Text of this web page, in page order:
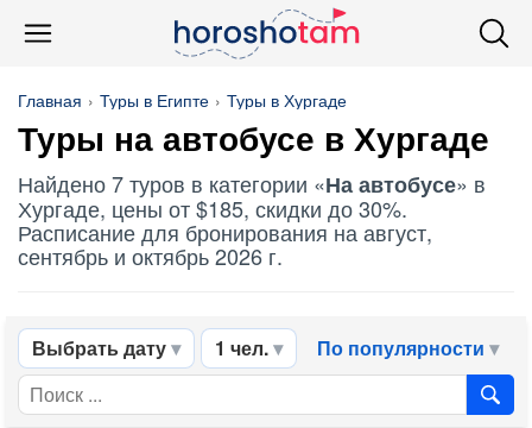
Главная Туры в Египте Туры в Хургаде
Туры на автобусе в Хургаде
Найдено 7 туров в категории «На автобусе» в
Хургаде, цены от $185, скидки до 30%.
Расписание для бронирования на август,
сентябрь и октябрь 2026 г.
Выбрать дату 1 чел. По популярности